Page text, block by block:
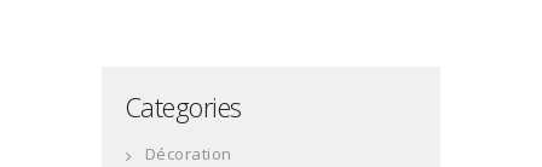
Categories
Décoration